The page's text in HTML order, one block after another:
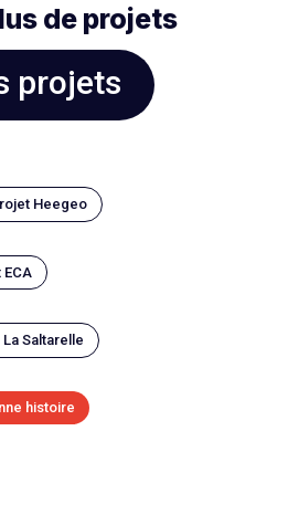
de projets
projets
Heegeo
Saltarelle
histoire